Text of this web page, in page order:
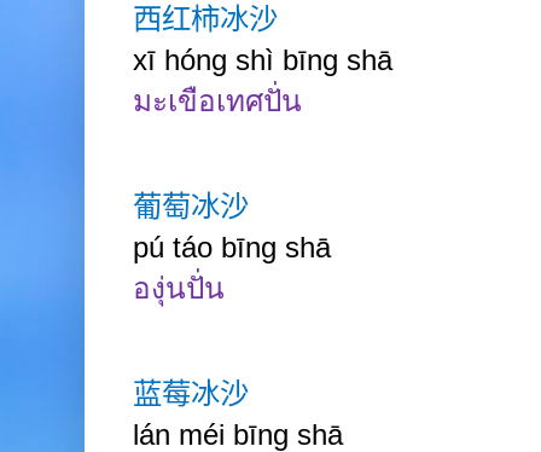
西红柿冰沙
xī hóng shì bīng shā
มะเขือเทศปั่น
葡萄冰沙
pú táo bīng shā
องุ่นปั่น
蓝莓冰沙
lán méi bīng shā